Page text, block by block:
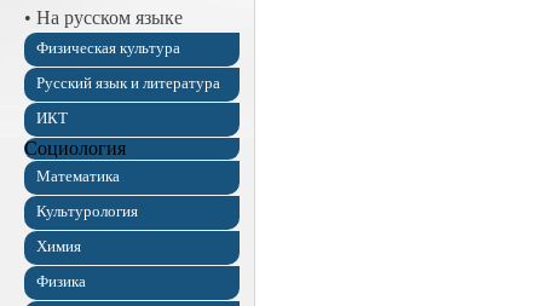
• На русском языке
Физическая культура
Русский язык и литература
ИКТ
Социология
Математика
Культурология
Химия
Физика